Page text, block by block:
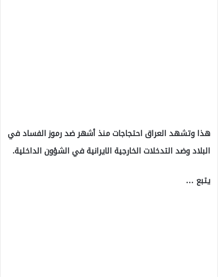
هذا وتشهد العراق احتجاجات منذ أشهر ضد رموز الفساد في
البلاد وضد التدخلات الخارجية الايرانية في الشؤون الداخلية.
يتبع …